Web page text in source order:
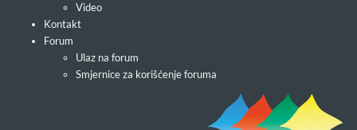
Video
Kontakt
Forum
Ulaz na forum
Smjernice za korišćenje foruma